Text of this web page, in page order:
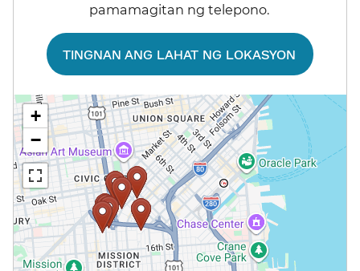
pamamagitan ng telepono.​​
TINGNAN ANG LAHAT NG LOKASYON​​
+
−